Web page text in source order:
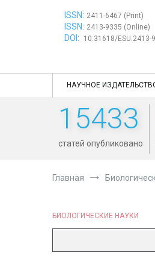
ISSN: 2411-6467 (Print)
ISSN: 2413-9335 (Online)
DOI: 10.31618/ESU.2413-
НАУЧНОЕ
15433
статей опубликовано
Главная
БИОЛОГИЧЕСКИЕ НАУКИ